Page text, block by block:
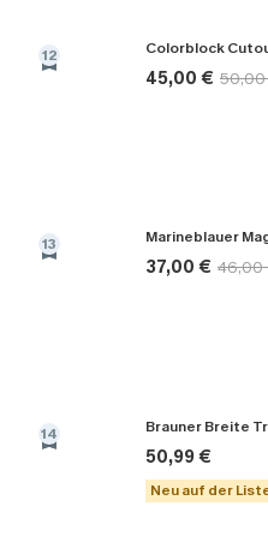
12 Colorblock
45,00 €
13 Marineblauer
37,00 €
14
50,99 €
Neu auf der